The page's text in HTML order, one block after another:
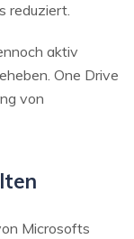
reduziert.
aktiv
One Drive
von
Microsofts